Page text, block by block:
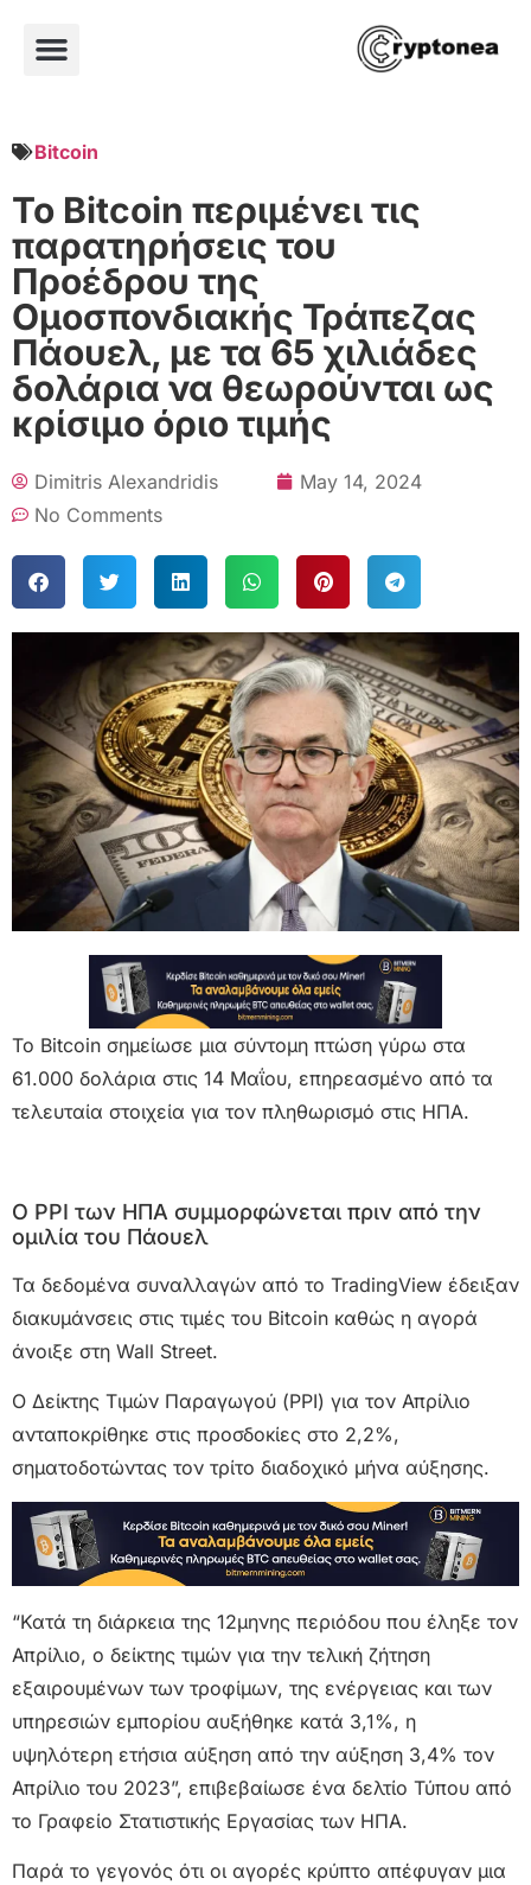
Bitcoin
Το Bitcoin περιμένει τις
παρατηρήσεις του
Προέδρου της
Ομοσπονδιακής Τράπεζας
Πάουελ, με τα 65 χιλιάδες
δολάρια να θεωρούνται ως
κρίσιμο όριο τιμής
Dimitris Alexandridis
May 14, 2024
No Comments
Το Bitcoin σημείωσε μια σύντομη πτώση γύρω στα
61.000 δολάρια στις 14 Μαΐου, επηρεασμένο από τα
τελευταία στοιχεία για τον πληθωρισμό στις ΗΠΑ.
Ο PPI των ΗΠΑ συμμορφώνεται πριν από την
ομιλία του Πάουελ
Τα δεδομένα συναλλαγών από το TradingView έδειξαν
διακυμάνσεις στις τιμές του Bitcoin καθώς η αγορά
άνοιξε στη Wall Street.
Ο Δείκτης Τιμών Παραγωγού (PPI) για τον Απρίλιο
ανταποκρίθηκε στις προσδοκίες στο 2,2%,
σηματοδοτώντας τον τρίτο διαδοχικό μήνα αύξησης.
“Κατά τη διάρκεια της 12μηνης περιόδου που έληξε τον
Απρίλιο, ο δείκτης τιμών για την τελική ζήτηση
εξαιρουμένων των τροφίμων, της ενέργειας και των
υπηρεσιών εμπορίου αυξήθηκε κατά 3,1%, η
υψηλότερη ετήσια αύξηση από την αύξηση 3,4% τον
Απρίλιο του 2023”, επιβεβαίωσε ένα δελτίο Τύπου από
το Γραφείο Στατιστικής Εργασίας των ΗΠΑ.
Παρά το γεγονός ότι οι αγορές κρύπτο απέφυγαν μια